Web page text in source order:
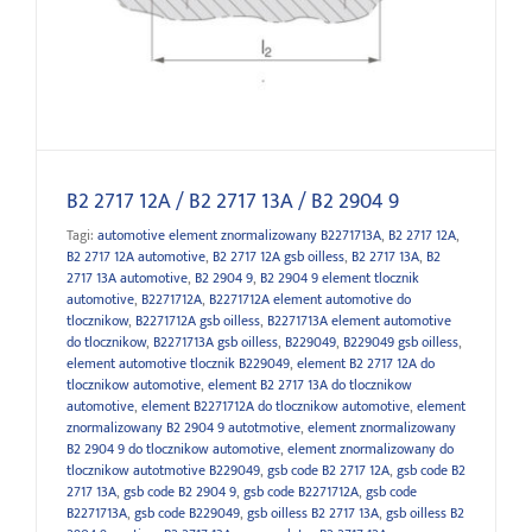
B2 2717 12A / B2 2717 13A / B2 2904 9
Tagi: automotive element znormalizowany B2271713A, B2 2717 12A,
B2 2717 12A automotive, B2 2717 12A gsb oilless, B2 2717 13A, B2
2717 13A automotive, B2 2904 9, B2 2904 9 element tlocznik
automotive, B2271712A, B2271712A element automotive do
tlocznikow, B2271712A gsb oilless, B2271713A element automotive
do tlocznikow, B2271713A gsb oilless, B229049, B229049 gsb oilless,
element automotive tlocznik B229049, element B2 2717 12A do
tlocznikow automotive, element B2 2717 13A do tlocznikow
automotive, element B2271712A do tlocznikow automotive, element
znormalizowany B2 2904 9 autotmotive, element znormalizowany
B2 2904 9 do tlocznikow automotive, element znormalizowany do
tlocznikow autotmotive B229049, gsb code B2 2717 12A, gsb code B2
2717 13A, gsb code B2 2904 9, gsb code B2271712A, gsb code
B2271713A, gsb code B229049, gsb oilless B2 2717 13A, gsb oilless B2